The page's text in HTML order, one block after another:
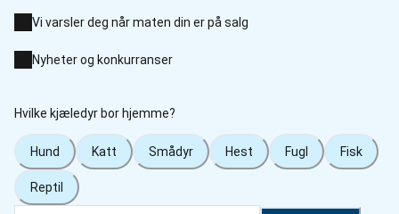
Vi varsler deg når maten din er på salg
Nyheter og konkurranser
Hvilke kjæledyr bor hjemme?
Hund Katt Smådyr Hest Fugl Fisk
Reptil